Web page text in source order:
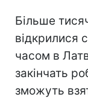
Більше
відкрилися
часом в
закінчать
зможуть